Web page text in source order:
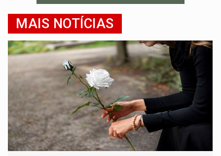
MAIS NOTÍCIAS